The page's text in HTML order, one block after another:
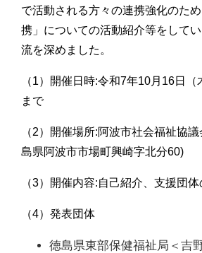
で活動される方々の連携強化のた
携」についての活動紹介等をして
流を深めました。
（1）開催日時:令和7年10月16日
まで
（2）開催場所:阿波市社会福祉協
島県阿波市市場町興崎字北分60)
（3）開催内容:自己紹介、支援団
（4）発表団体
徳島県東部保健福祉局＜吉